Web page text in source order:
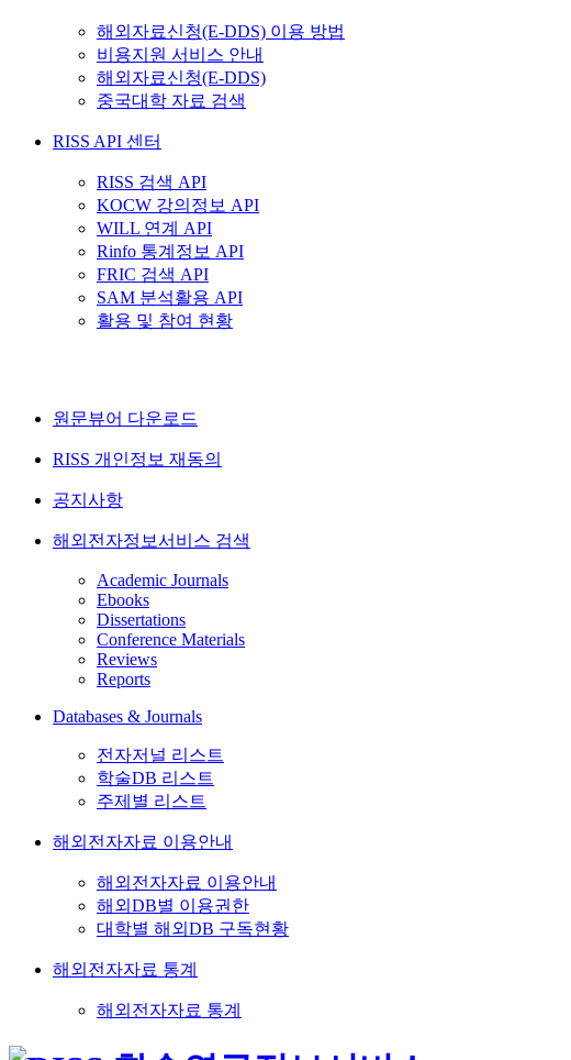
해외자료신청(E-DDS) 이용 방법
비용지원 서비스 안내
해외자료신청(E-DDS)
중국대학 자료 검색
RISS API 센터
RISS 검색 API
KOCW 강의정보 API
WILL 연계 API
Rinfo 통계정보 API
FRIC 검색 API
SAM 분석활용 API
활용 및 참여 현황
원문뷰어 다운로드
RISS 개인정보 재동의
공지사항
해외전자정보서비스 검색
Academic Journals
Ebooks
Dissertations
Conference Materials
Reviews
Reports
Databases & Journals
전자저널 리스트
학술DB 리스트
주제별 리스트
해외전자자료 이용안내
해외전자자료 이용안내
해외DB별 이용권한
대학별 해외DB 구독현황
해외전자자료 통계
해외전자자료 통계